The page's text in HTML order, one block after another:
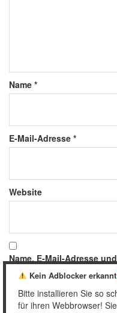
Name *
E-Mail-Adresse *
Website
Name, E-Mail-Adresse
meinen nächsten
Kein Adblocker erkannt
Bitte installieren Sie so
für ihren Webbrowser!